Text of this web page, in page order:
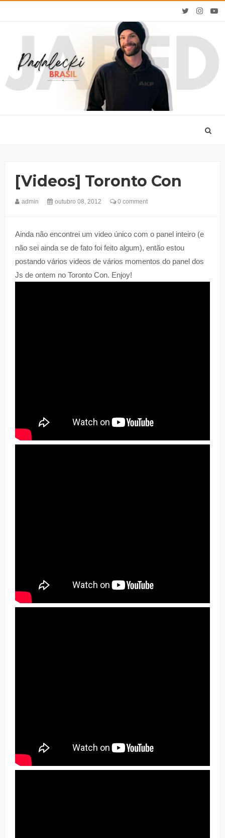
[Videos] Toronto Con
admin outubro 08, 2012 0 comment
Ainda não encontrei um video único com o panel inteiro (e
não sei ainda se de fato foi feito algum), então estou
postando vários videos de vários momentos do panel dos
Js de ontem no Toronto Con. Enjoy!